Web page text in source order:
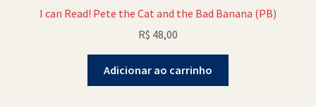
I can Read! Pete the Cat and the Bad Banana (PB)
R$ 48,00
Adicionar ao carrinho